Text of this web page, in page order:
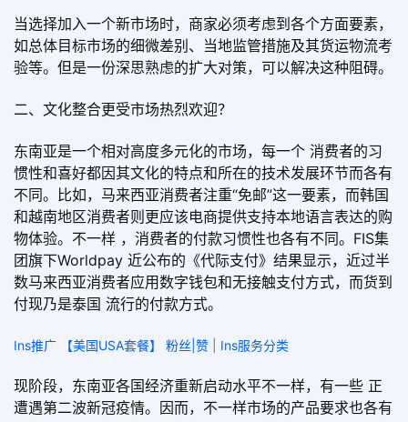
当选择加入一个新市场时，商家必须考虑到各个方面要素，
如总体目标市场的细微差别、当地监管措施及其货运物流考
验等。但是一份深思熟虑的扩大对策，可以解决这种阻碍。
二、文化整合更受市场热烈欢迎？
东南亚是一个相对高度多元化的市场，每一个 消费者的习
惯性和喜好都因其文化的特点和所在的技术发展环节而各有
不同。比如，马来西亚消费者注重“免邮”这一要素，而韩国
和越南地区消费者则更应该电商提供支持本地语言表达的购
物体验。不一样 ，消费者的付款习惯性也各有不同。FIS集
团旗下Worldpay 近公布的《代际支付》结果显示，近过半
数马来西亚消费者应用数字钱包和无接触支付方式，而货到
付现乃是泰国 流行的付款方式。
Ins推广 【美国USA套餐】 粉丝|赞 Ins服务分类
现阶段，东南亚各国经济重新启动水平不一样，有一些 正
遭遇第二波新冠疫情。因而，不一样市场的产品要求也各有